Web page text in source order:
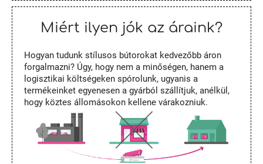
Miért ilyen jók az áraink?
Hogyan tudunk stílusos bútorokat kedvezőbb áron
forgalmazni? Úgy, hogy nem a minőségen, hanem a
logisztikai költségeken spórolunk, ugyanis a
termékeinket egyenesen a gyárból szállítjuk, anélkül,
hogy köztes állomásokon kellene várakozniuk.